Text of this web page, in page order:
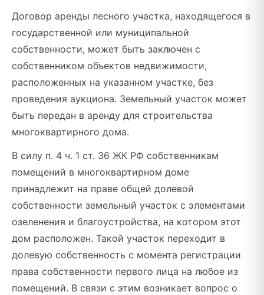
Договор аренды лесного участка, находящегося в
государственной или муниципальной
собственности, может быть заключен с
собственником объектов недвижимости,
расположенных на указанном участке, без
проведения аукциона. Земельный участок может
быть передан в аренду для строительства
многоквартирного дома.
В силу п. 4 ч. 1 ст. 36 ЖК РФ собственникам
помещений в многоквартирном доме
принадлежит на праве общей долевой
собственности земельный участок с элементами
озеленения и благоустройства, на котором этот
дом расположен. Такой участок переходит в
долевую собственность с момента регистрации
права собственности первого лица на любое из
помещений. В связи с этим возникает вопрос о